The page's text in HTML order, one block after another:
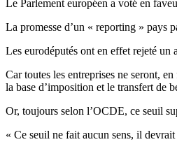
Le Parlement européen a voté en
La promesse d’un « reporting » pays
Les eurodéputés ont en effet rejeté un
Car toutes les entreprises ne seront,
la base d’imposition et le transfert de
Or, toujours selon l’OCDE, ce seuil
« Ce seuil ne fait aucun sens, il